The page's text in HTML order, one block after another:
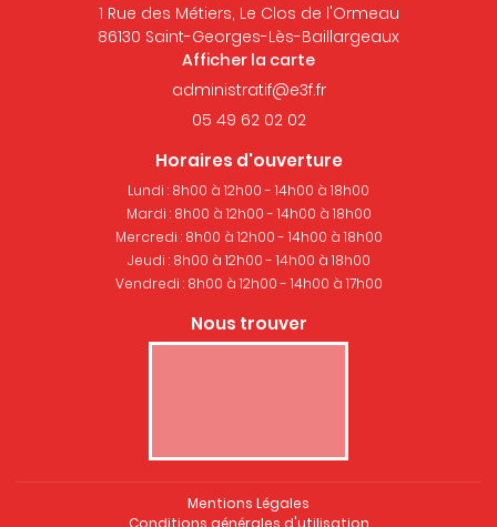
1 Rue des Métiers, Le Clos de l'Ormeau
86130 Saint-Georges-Lès-Baillargeaux
Afficher la carte
05 49 62 02 02
Horaires d'ouverture
Lundi : 8h00 à 12h00 - 14h00 à 18h00
Mardi : 8h00 à 12h00 - 14h00 à 18h00
Mercredi : 8h00 à 12h00 - 14h00 à 18h00
Jeudi : 8h00 à 12h00 - 14h00 à 18h00
Vendredi : 8h00 à 12h00 - 14h00 à 17h00
Nous trouver
Mentions Légales
Conditions générales d'utilisation